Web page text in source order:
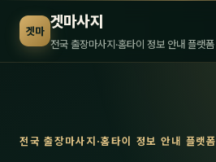
겟마 겟마사지
전국 출장마사지·홈타이 정보 안내 플랫폼
전국 출장마사지·홈타이 정보 안내 플랫폼